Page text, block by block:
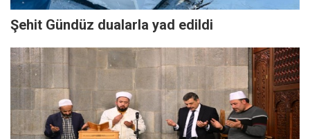
Şehit Gündüz dualarla yad edildi